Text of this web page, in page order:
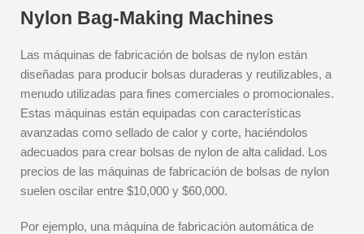
Nylon Bag-Making Machines
Las máquinas de fabricación de bolsas de nylon están
diseñadas para producir bolsas duraderas y reutilizables, a
menudo utilizadas para fines comerciales o promocionales.
Estas máquinas están equipadas con características
avanzadas como sellado de calor y corte, haciéndolos
adecuados para crear bolsas de nylon de alta calidad. Los
precios de las máquinas de fabricación de bolsas de nylon
suelen oscilar entre $10,000 y $60,000.
Por ejemplo, una máquina de fabricación automática de